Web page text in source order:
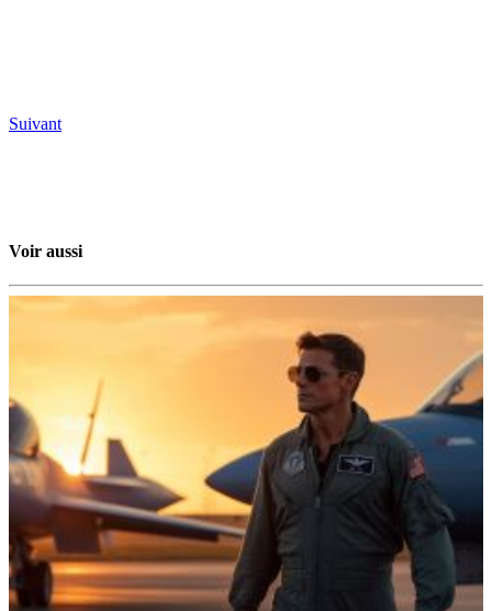
Suivant
Voir aussi